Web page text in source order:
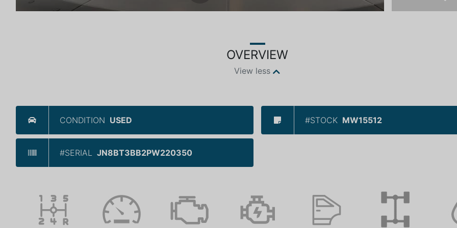
OVERVIEW
View less
CONDITION USED #STOCK MW15512
#SERIAL JN8BT3BB2PW220350